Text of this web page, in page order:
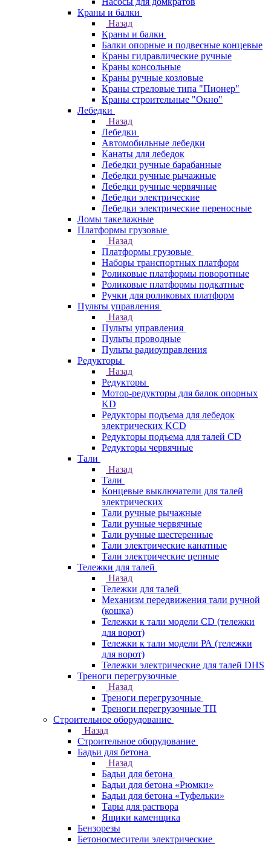
Краны и балки
Назад
Краны и балки
Балки опорные и подвесные концевые
Краны гидравлические ручные
Краны консольные
Краны ручные козловые
Краны стреловые типа "Пионер"
Краны строительные "Окно"
Лебедки
Назад
Лебедки
Автомобильные лебедки
Канаты для лебедок
Лебедки ручные барабанные
Лебедки ручные рычажные
Лебедки ручные червячные
Лебедки электрические
Лебедки электрические переносные
Ломы такелажные
Платформы грузовые
Назад
Платформы грузовые
Наборы транспортных платформ
Роликовые платформы поворотные
Роликовые платформы подкатные
Ручки для роликовых платформ
Пульты управления
Назад
Пульты управления
Пульты проводные
Пульты радиоуправления
Редукторы
Назад
Редукторы
Мотор-редукторы для балок опорных
KD
Редукторы подъема для лебедок
электрических KCD
Редукторы подъема для талей CD
Редукторы червячные
Тали
Назад
Тали
Концевые выключатели для талей
электрических
Тали ручные рычажные
Тали ручные червячные
Тали ручные шестеренные
Тали электрические канатные
Тали электрические цепные
Тележки для талей
Назад
Тележки для талей
Механизм передвижения тали ручной
(кошка)
Тележки к тали модели CD (тележки
для ворот)
Тележки к тали модели РА (тележки
для ворот)
Тележки электрические для талей DHS
Треноги перегрузочные
Назад
Треноги перегрузочные
Треноги перегрузочные ТП
Строительное оборудование
Назад
Строительное оборудование
Бадьи для бетона
Назад
Бадьи для бетона
Бадьи для бетона «Рюмки»
Бадьи для бетона «Туфельки»
Тары для раствора
Ящики каменщика
Бензорезы
Бетоносмесители электрические